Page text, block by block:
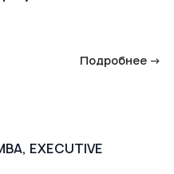
Подробнее →
EXECUTIVE